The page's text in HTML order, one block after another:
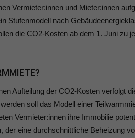
Vermieter:innen und Mieter:innen
Stufenmodell nach
die CO2-Kosten ab dem 1. Juni zu
Aufteilung der CO2-Kosten verfolgt
soll das Modell einer
Vermieter:innen ihre Immobilie
der eine durchschnittliche Beheizung